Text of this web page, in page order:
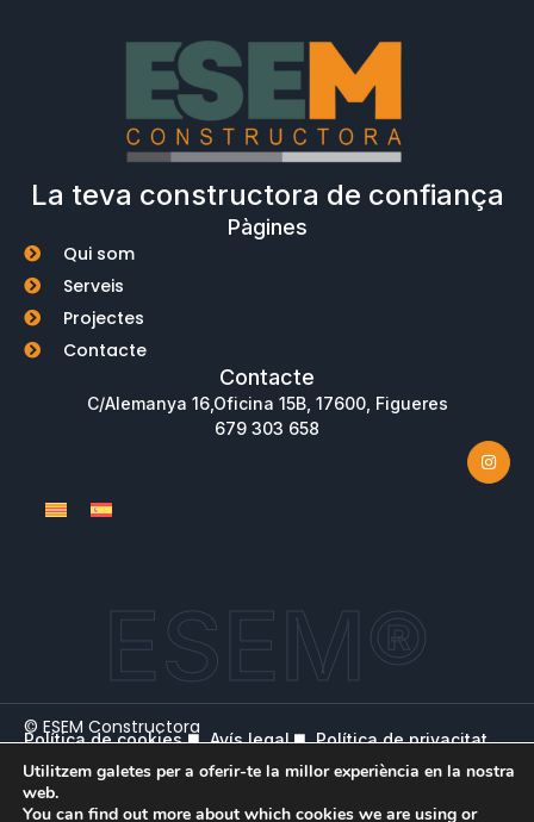
La teva constructora de confiança
Pàgines
Qui som
Serveis
Projectes
Contacte
Contacte
C/Alemanya 16,Oficina 15B, 17600, Figueres
679 303 658
ESEM®
Política de cookies Avís legal Política de privacitat
© ESEM Constructora
Utilitzem galetes per a oferir-te la millor experiència en la nostra
web.
You can find out more about which cookies we are using or